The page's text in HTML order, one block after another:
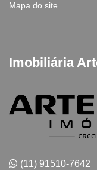
Mapa do site
Imobiliária
(11) 91510-7642